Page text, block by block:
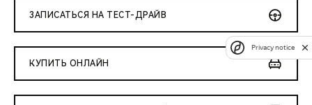
ЗАПИСАТЬСЯ НА ТЕСТ-ДРАЙВ
КУПИТЬ ОНЛАЙН
Privacy notice